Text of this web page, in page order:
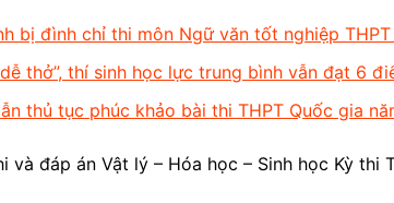
bị đình chỉ thi môn Ngữ văn tốt nghiệp
thở”, thí sinh học lực trung bình vẫn đạt 6
thủ tục phúc khảo bài thi THPT Quốc gia